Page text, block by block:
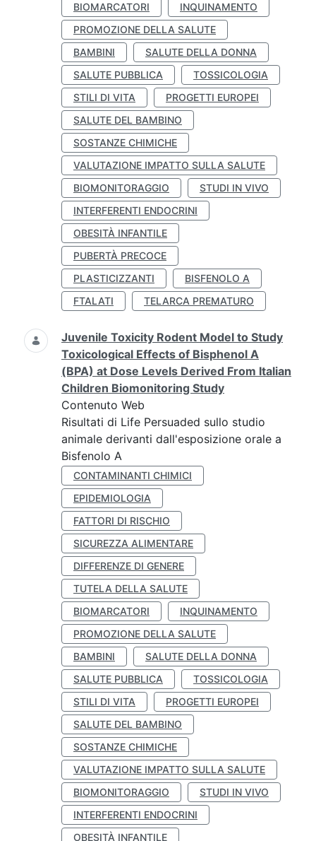
BIOMARCATORI
INQUINAMENTO
PROMOZIONE DELLA SALUTE
BAMBINI
SALUTE DELLA DONNA
SALUTE PUBBLICA
TOSSICOLOGIA
STILI DI VITA
PROGETTI EUROPEI
SALUTE DEL BAMBINO
SOSTANZE CHIMICHE
VALUTAZIONE IMPATTO SULLA SALUTE
BIOMONITORAGGIO
STUDI IN VIVO
INTERFERENTI ENDOCRINI
OBESITÀ INFANTILE
PUBERTÀ PRECOCE
PLASTICIZZANTI
BISFENOLO A
FTALATI
TELARCA PREMATURO
Juvenile Toxicity Rodent Model to Study
Toxicological Effects of Bisphenol A
(BPA) at Dose Levels Derived From Italian
Children Biomonitoring Study
Contenuto Web
Risultati di Life Persuaded sullo studio
animale derivanti dall'esposizione orale a
Bisfenolo A
CONTAMINANTI CHIMICI
EPIDEMIOLOGIA
FATTORI DI RISCHIO
SICUREZZA ALIMENTARE
DIFFERENZE DI GENERE
TUTELA DELLA SALUTE
BIOMARCATORI
INQUINAMENTO
PROMOZIONE DELLA SALUTE
BAMBINI
SALUTE DELLA DONNA
SALUTE PUBBLICA
TOSSICOLOGIA
STILI DI VITA
PROGETTI EUROPEI
SALUTE DEL BAMBINO
SOSTANZE CHIMICHE
VALUTAZIONE IMPATTO SULLA SALUTE
BIOMONITORAGGIO
STUDI IN VIVO
INTERFERENTI ENDOCRINI
OBESITÀ INFANTILE